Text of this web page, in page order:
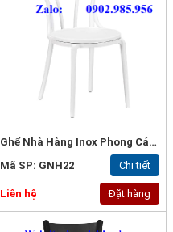
Ghế Nhà Hàng Inox Phong Cách Pháp
Mã SP: GNH22
Chi tiết
Liên hệ Đặt hàng